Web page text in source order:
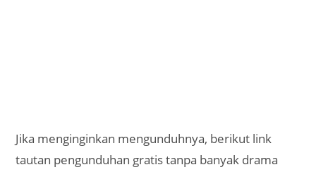
Jika menginginkan mengunduhnya, berikut link
tautan pengunduhan gratis tanpa banyak drama